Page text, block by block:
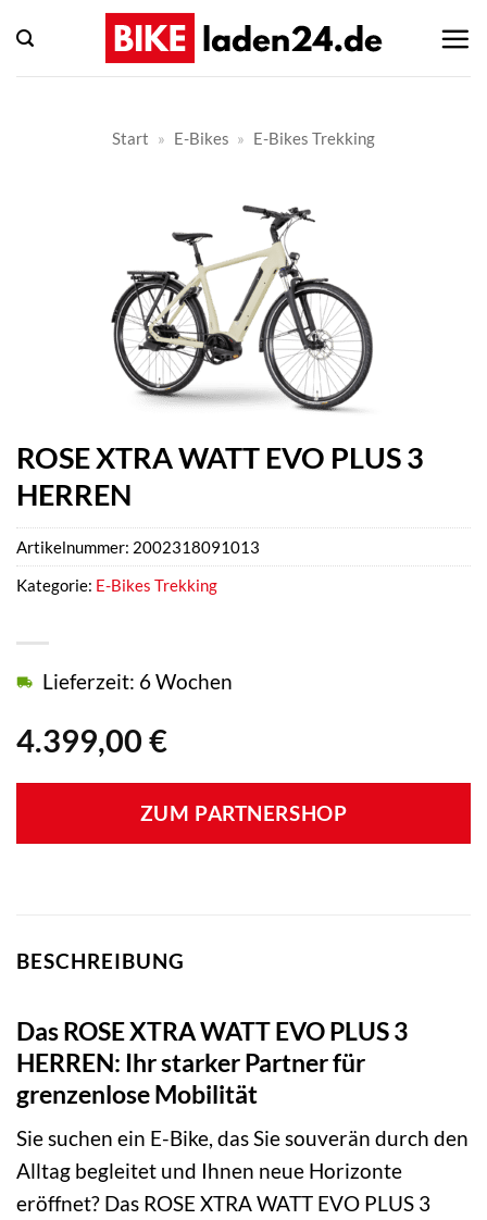
Inhalt
springen
Start » E-Bikes » E-Bikes Trekking
ROSE XTRA WATT EVO PLUS 3
HERREN
4.399,00 €
Lieferzeit: 6 Wochen
ZUM PARTNERSHOP
Artikelnummer: 2002318091013
Kategorie: E-Bikes Trekking
BESCHREIBUNG
Das ROSE XTRA WATT EVO PLUS 3
HERREN: Ihr starker Partner für
grenzenlose Mobilität
Sie suchen ein E-Bike, das Sie souverän durch den
Alltag begleitet und Ihnen neue Horizonte
eröffnet? Das ROSE XTRA WATT EVO PLUS 3